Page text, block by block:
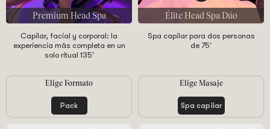
Premium Head Spa
Capilar, facial y corporal: la
experiencia más completa en un
solo ritual 135'
Elige Formato
Pack
Élite Head Spa Dúo
Spa capilar para dos personas
de 75'
Elige Masaje
Spa capilar